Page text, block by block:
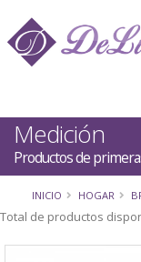
Medición
Productos de
INICIO HOGAR
Total de productos